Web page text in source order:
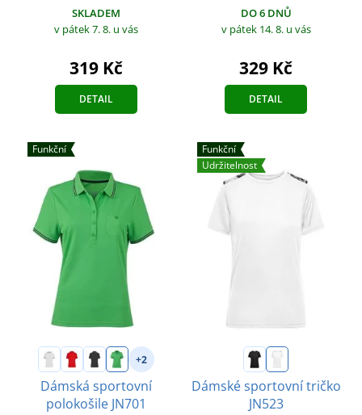
SKLADEM
v pátek 7. 8. u vás
319 Kč
DETAIL
DO 6 DNŮ
v pátek 14. 8. u vás
329 Kč
DETAIL
Funkční
+2
Dámská sportovní
polokošile JN701
Funkční
Udržitelnost
Dámské sportovní tričko
JN523